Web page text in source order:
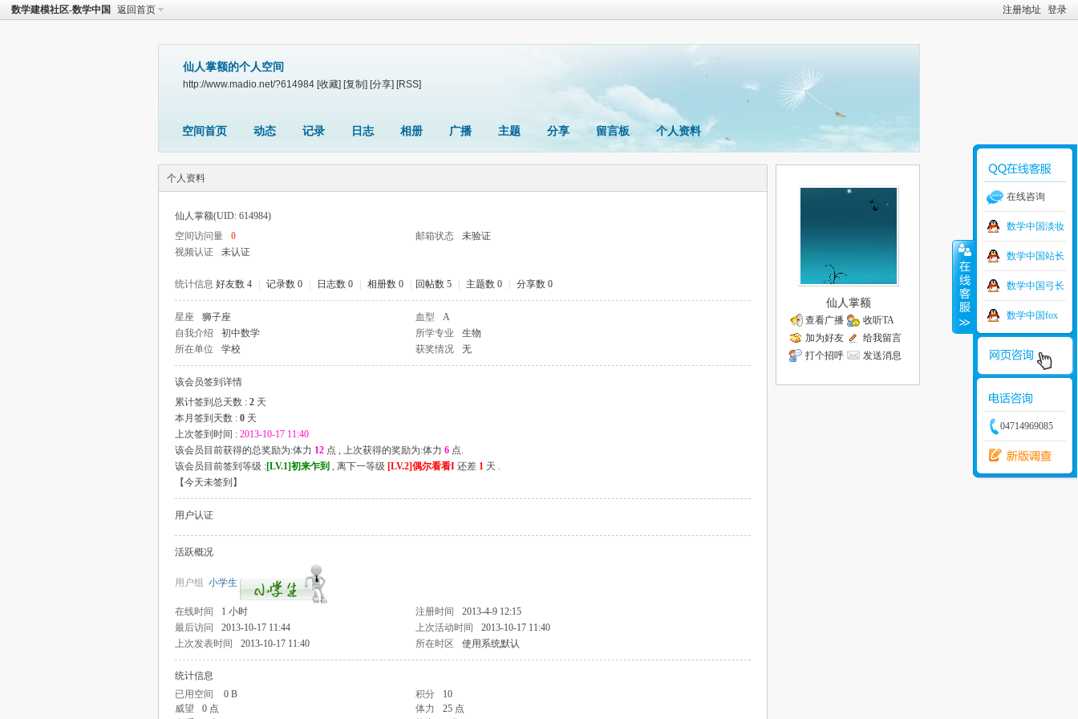
注册地址 登录
数学建模社区-数学中国 返回首页
仙人掌额的个人空间
http://www.madio.net/?614984 [收藏] [复制] [分享] [RSS]
空间首页 动态 记录 日志 相册 广播 主题 分享 留言板 个人资料
个人资料
仙人掌额(UID: 614984)
空间访问量
0 邮箱状态
未验证
视频认证
未认证
统计信息 好友数 4 记录数 0 日志数 0 相册数 0 回帖数 5 主题数 0 分享数 0
星座 狮子座 血型
A
自我介绍
初中数学 所学专业
生物
所在单位
学校 获奖情况 无
该会员签到详情
累计签到总天数 : 2 天
本月签到天数 : 0 天
上次签到时间 : 2013-10-17 11:40
该会员目前获得的总奖励为:体力 12 点 , 上次获得的奖励为:体力 6 点.
该会员目前签到等级 :[LV.1]初来乍到 , 离下一等级 [LV.2]偶尔看看I 还差 1 天 .
【今天未签到 】
用户认证
活跃概况
用户组 小学生
在线时间 1 小时 注册时间
2013-4-9 12:15
最后访问
2013-10-17 11:44 上次活动时间
2013-10-17 11:40
上次发表时间
2013-10-17 11:40 所在时区 使用系统默认
统计信息
已用空间
0 B 积分
10
威望
0 点 体力
25 点
仙人掌额
查看广播
收听TA
加为好友
给我留言
打个招呼
发送消息
在线咨询
数学中国淡妆
数学中国站长
数学中国弓长
数学中国fox
04714969085